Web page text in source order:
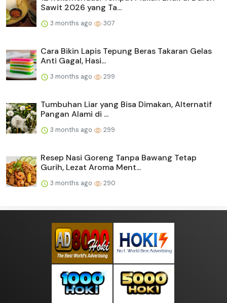
Sawit 2026 yang Ta...
3 months ago 307
Cara Bikin Lapis Tepung Beras Takaran Gelas
Anti Gagal, Hasi...
3 months ago 299
Tumbuhan Liar yang Bisa Dimakan, Alternatif
Pangan Alami di ...
3 months ago 299
Resep Nasi Goreng Tanpa Bawang Tetap
Gurih, Lezat Aroma Ment...
3 months ago 290